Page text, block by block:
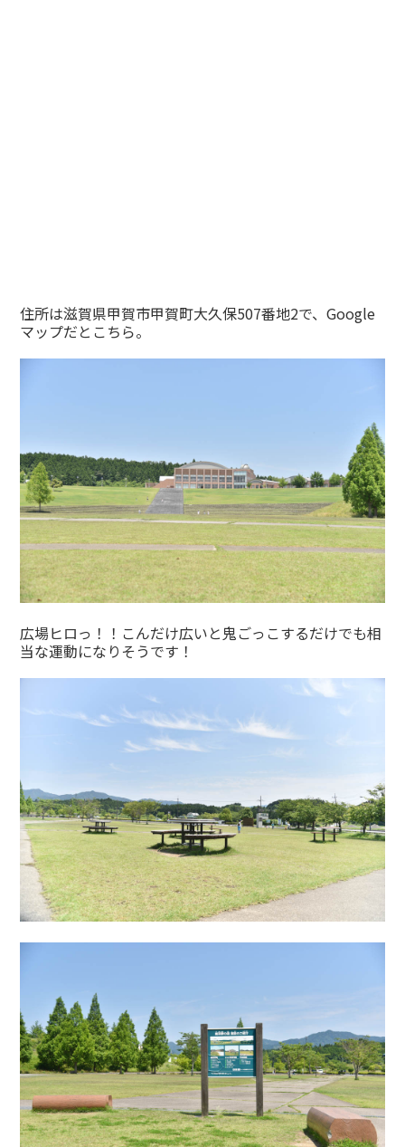
住所は滋賀県甲賀市甲賀町大久保507番地2で、Google
マップだとこちら。
広場ヒロっ！！こんだけ広いと鬼ごっこするだけでも相
当な運動になりそうです！